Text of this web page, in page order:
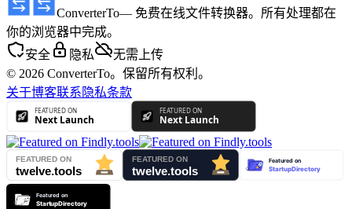
ConverterTo— 免费在线文件转换器。所有处理都在
你的浏览器中完成。
安全
隐私
无需上传
© 2026 ConverterTo。保留所有权利。
关于博客联系 隐私条款